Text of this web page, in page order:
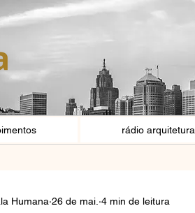
rádio arquitetura
Humana 26 de mai. 4 min de leitura